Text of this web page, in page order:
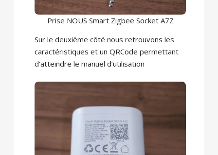
Prise NOUS Smart Zigbee Socket A7Z
Sur le deuxième côté nous retrouvons les
caractéristiques et un QRCode permettant
d’atteindre le manuel d’utilisation